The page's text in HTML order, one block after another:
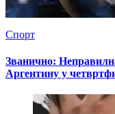
Спорт
Званично:
Аргентину у